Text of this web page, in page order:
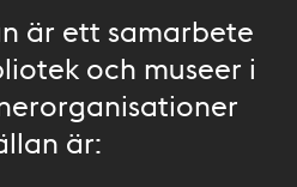
är ett samarbete
och museer i
är: